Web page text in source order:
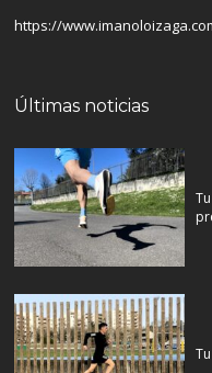
https://
Últimas noticias